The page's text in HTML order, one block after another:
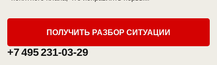
ПОЛУЧИТЬ РАЗБОР СИТУАЦИИ
+7 495 231-03-29